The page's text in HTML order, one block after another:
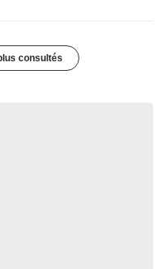
consultés